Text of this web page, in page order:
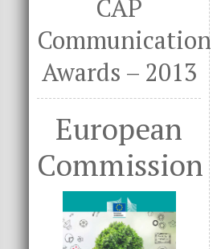
CAP
Communication
Awards – 2013
European
Commission